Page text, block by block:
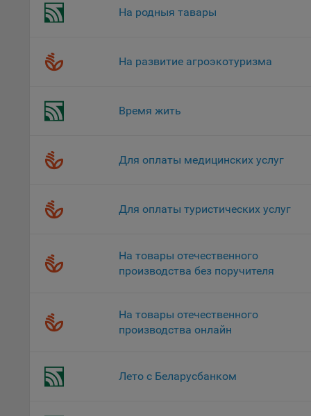
5.3.
9.1.
На родныя тавары
На развитие агроэкотуризма
Время жить
Для оплаты медицинских услуг
Для оплаты туристических услуг
На товары отечественного
производства без поручителя
На товары отечественного
производства онлайн
Лето с Беларусбанком